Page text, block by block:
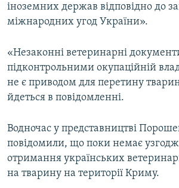
іноземних держав відповідно до
міжнародних угод України».
«Незаконні ветеринарні
підконтрольними окупаційній
не є приводом для перетину
йдеться в повідомленні.
Водночас у представництві
повідомили, що поки немає
отримання українських
на тварину на території Криму.